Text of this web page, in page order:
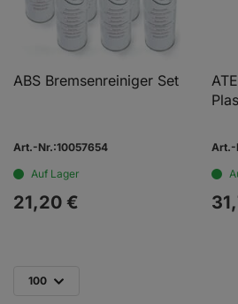
ABS Bremsenreiniger Set
Art.-Nr.:10057654
Auf Lager
21,20 €
Art.-
31,
100